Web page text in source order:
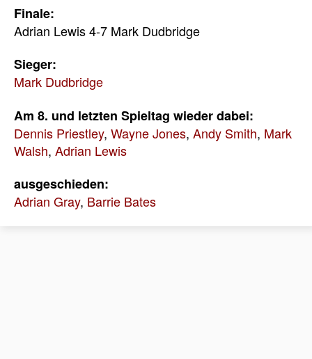
Finale:
Adrian Lewis 4-7 Mark Dudbridge
Sieger:
Mark Dudbridge
Am 8. und letzten Spieltag wieder dabei:
Dennis Priestley, Wayne Jones, Andy Smith, Mark
Walsh, Adrian Lewis
ausgeschieden:
Adrian Gray, Barrie Bates